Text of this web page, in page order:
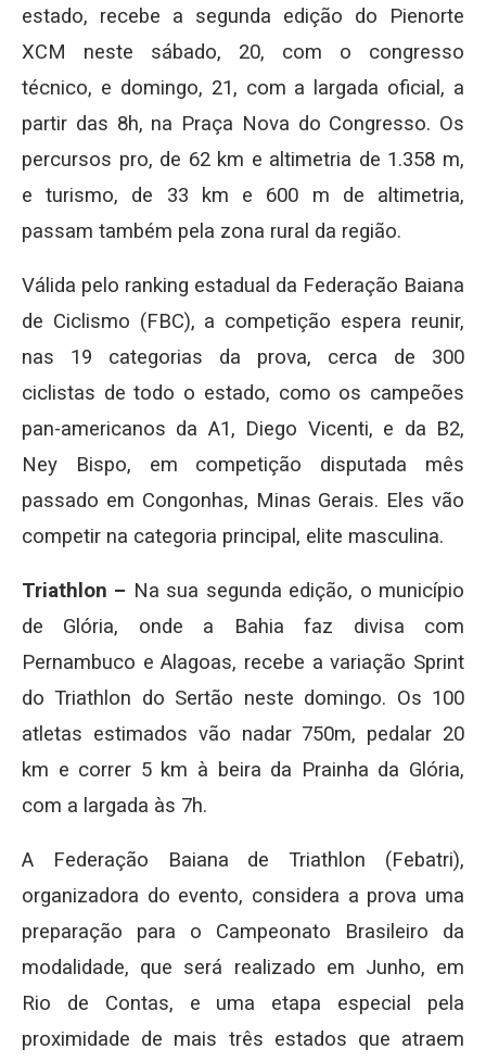
estado, recebe a segunda edição do Pienorte
XCM neste sábado, 20, com o congresso
técnico, e domingo, 21, com a largada oficial, a
partir das 8h, na Praça Nova do Congresso. Os
percursos pro, de 62 km e altimetria de 1.358 m,
e turismo, de 33 km e 600 m de altimetria,
passam também pela zona rural da região.
Válida pelo ranking estadual da Federação Baiana
de Ciclismo (FBC), a competição espera reunir,
nas 19 categorias da prova, cerca de 300
ciclistas de todo o estado, como os campeões
pan-americanos da A1, Diego Vicenti, e da B2,
Ney Bispo, em competição disputada mês
passado em Congonhas, Minas Gerais. Eles vão
competir na categoria principal, elite masculina.
Triathlon – Na sua segunda edição, o município
de Glória, onde a Bahia faz divisa com
Pernambuco e Alagoas, recebe a variação Sprint
do Triathlon do Sertão neste domingo. Os 100
atletas estimados vão nadar 750m, pedalar 20
km e correr 5 km à beira da Prainha da Glória,
com a largada às 7h.
A Federação Baiana de Triathlon (Febatri),
organizadora do evento, considera a prova uma
preparação para o Campeonato Brasileiro da
modalidade, que será realizado em Junho, em
Rio de Contas, e uma etapa especial pela
proximidade de mais três estados que atraem